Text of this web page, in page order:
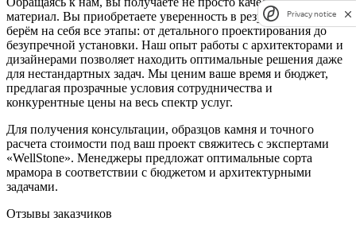
материал. Вы приобретаете уверенность в результате. Мы
берём на себя все этапы: от детального проектирования до
безупречной установки. Наш опыт работы с архитекторами и
дизайнерами позволяет находить оптимальные решения даже
для нестандартных задач. Мы ценим ваше время и бюджет,
предлагая прозрачные условия сотрудничества и
конкурентные цены на весь спектр услуг.
Для получения консультации, образцов камня и точного
расчета стоимости под ваш проект свяжитесь с экспертами
«WellStone». Менеджеры предложат оптимальные сорта
мрамора в соответствии с бюджетом и архитектурными
задачами.
Отзывы заказчиков
Privacy notice